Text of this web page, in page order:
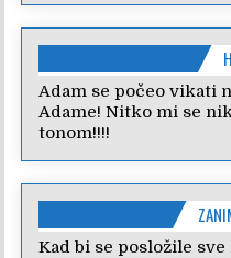
Adam se počeo vikati
Adame! Nitko mi se
tonom!!!!
Kad bi se posložile